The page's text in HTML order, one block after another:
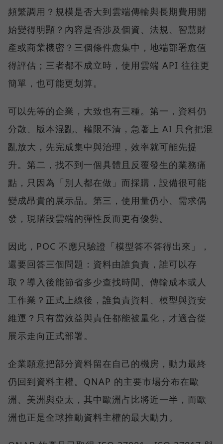
頻繁調用？規模是否大到雲端傳輸與長期費用開
始變得明顯？內容是否涉及個資、法規、智慧財
產或商業機密？三個條件愈集中，地端部署愈值
得評估；三者都不成立時，使用雲端 API 往往更
簡單，也可能更划算。
可以先等的企業，大致也有三種。第一，資料仍
分散、版本混亂、權限不清，急著上 AI 只會把混
亂放大，先完成集中與治理，效率就可能先提
升。第二，找不到一個具體且反覆發生的業務痛
點，只因為「別人都在做」而採購，設備很可能
變成昂貴的展示品。第三，使用量仍小、需求偶
發，現階段雲端的彈性反而更有優勢。
因此，POC 不應只驗證「模型答不答得出來」，
還要回答三個問題：資料由誰負責，誰可以存
取？導入後能節省多少查找時間、傳輸成本或人
工作業？正式上線後，誰負責資料、模型與資安
維運？只有當效益與責任都能被量化，才適合從
展示走向正式部署。
企業願意把部分資料留在自己的機房，動力最終
仍回到資料主權。QNAP 的主要市場分布在歐
洲、美洲與亞太，其中歐洲占比將近一半，而歐
洲也正是全球推動資料主權的最大動力。